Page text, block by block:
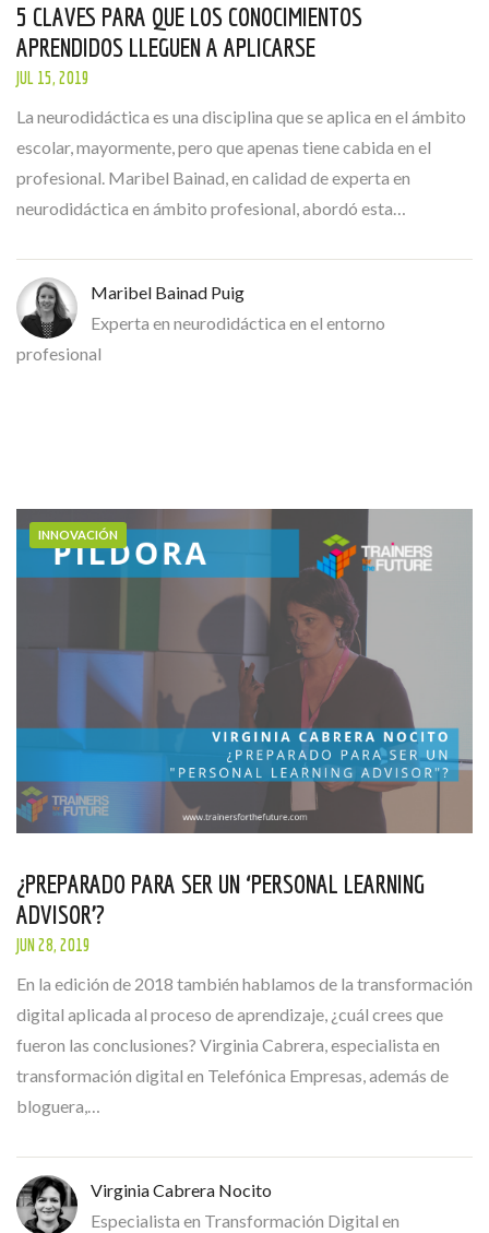
5 CLAVES PARA QUE LOS CONOCIMIENTOS
APRENDIDOS LLEGUEN A APLICARSE
JUL 15, 2019
La neurodidáctica es una disciplina que se aplica en el ámbito
escolar, mayormente, pero que apenas tiene cabida en el
profesional. Maribel Bainad, en calidad de experta en
neurodidáctica en ámbito profesional, abordó esta…
Maribel Bainad Puig
Experta en neurodidáctica en el entorno
profesional
INNOVACIÓN
¿PREPARADO PARA SER UN ‘PERSONAL LEARNING
ADVISOR’?
JUN 28, 2019
En la edición de 2018 también hablamos de la transformación
digital aplicada al proceso de aprendizaje, ¿cuál crees que
fueron las conclusiones? Virginia Cabrera, especialista en
transformación digital en Telefónica Empresas, además de
bloguera,…
Virginia Cabrera Nocito
Especialista en Transformación Digital en